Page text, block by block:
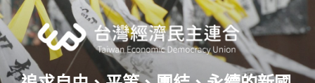
跳
至
主
內